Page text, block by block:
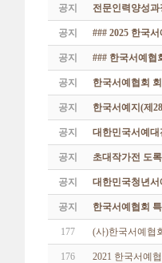
공지 전문인력양성
공지 ### 2025 한국
공지 ### 한국서예협
공지 한국서예협회
공지 한국서예지(제
공지 대한민국서예대
공지 초대작가전 도
공지 대한민국청년서
공지 한국서예협회
177 (사)한국서예협
176 2021 한국서예